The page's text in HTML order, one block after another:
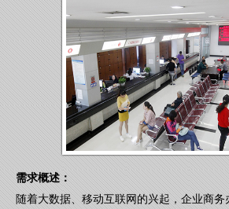
需求概述：
随着大数据、移动互联网的兴起，企业商